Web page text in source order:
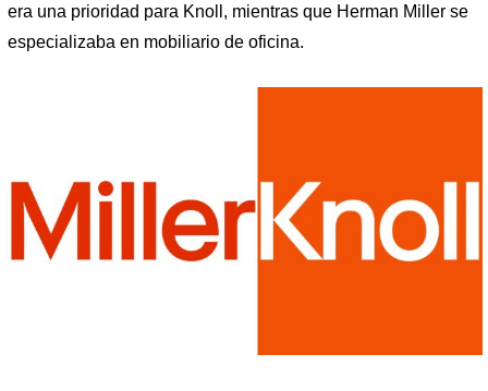
era una prioridad para Knoll, mientras que Herman Miller se
especializaba en mobiliario de oficina.